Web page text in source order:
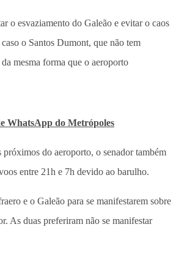
o esvaziamento do Galeão e evitar o caos
o Santos Dumont, que não tem
mesma forma que o aeroporto
WhatsApp do Metrópoles
do aeroporto, o senador também
entre 21h e 7h devido ao barulho.
e o Galeão para se manifestarem sobre
As duas preferiram não se manifestar